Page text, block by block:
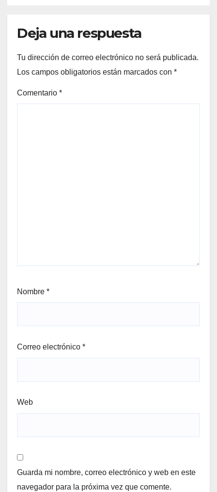
Deja una respuesta
Tu dirección de correo electrónico no será publicada.
Los campos obligatorios están marcados con *
Comentario *
Nombre *
Correo electrónico *
Web
Guarda mi nombre, correo electrónico y web en este
navegador para la próxima vez que comente.